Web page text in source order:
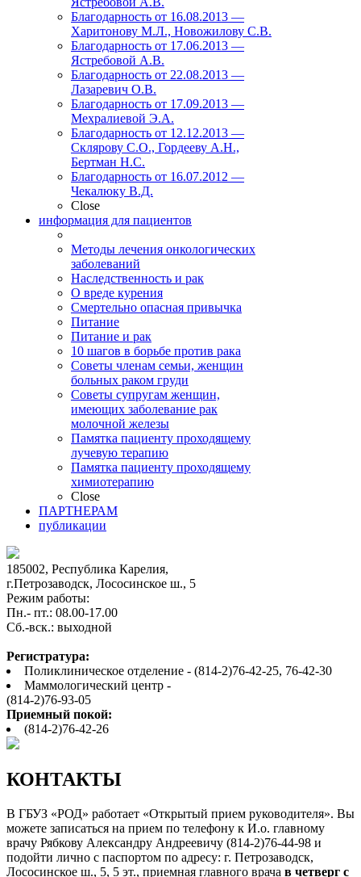
Благодарность от 16.08.2013 —
Харитонову М.Л., Новожилову С.В.
Благодарность от 17.06.2013 —
Ястребовой А.В.
Благодарность от 22.08.2013 —
Лазаревич О.В.
Благодарность от 17.09.2013 —
Мехралиевой Э.А.
Благодарность от 12.12.2013 —
Склярову С.О., Гордееву А.Н.,
Бертман Н.С.
Благодарность от 16.07.2012 —
Чекалюку В.Д.
Close
информация для пациентов
Методы лечения онкологических
заболеваний
Наследственность и рак
О вреде курения
Смертельно опасная привычка
Питание
Питание и рак
10 шагов в борьбе против рака
Советы членам семьи, женщин
больных раком груди
Советы супругам женщин,
имеющих заболевание рак
молочной железы
Памятка пациенту проходящему
лучевую терапию
Памятка пациенту проходящему
химиотерапию
Close
ПАРТНЕРАМ
публикации
185002, Республика Карелия,
г.Петрозаводск, Лососинское ш., 5
Режим работы:
Пн.- пт.: 08.00-17.00
Cб.-вск.: выходной
Регистратура:
Поликлиническое отделение - (814-2)76-42-25, 76-42-30
Маммологический центр -
(814-2)76-93-05
Приемный покой:
(814-2)76-42-26
КОНТАКТЫ
В ГБУЗ «РОД» работает «Открытый прием руководителя». Вы
можете записаться на прием по телефону к И.о. главному
врачу Рябкову Александру Андреевичу (814-2)76-44-98 и
подойти лично с паспортом по адресу: г. Петрозаводск,
Лососинское ш., 5, 5 эт., приемная главного врача в четверг с